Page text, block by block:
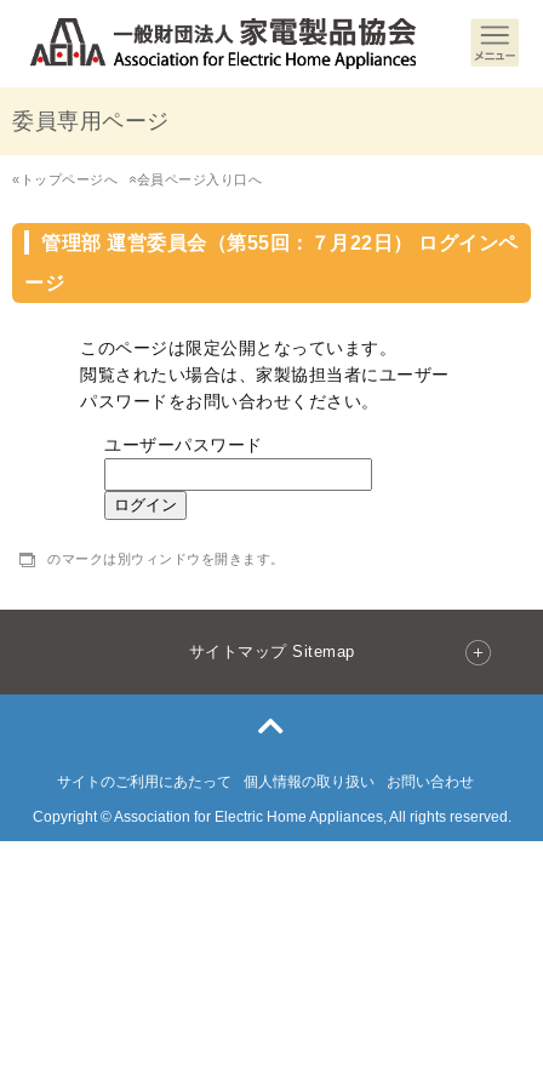
委員専用ページ
«トップページへ «会員ページ入り口へ
管理部 運営委員会（第55回：７月22日） ログインペ
ージ
このページは限定公開となっています。
閲覧されたい場合は、家製協担当者にユーザー
パスワードをお問い合わせください。
ユーザーパスワード
ログイン
のマークは別ウィンドウを開きます。
サイトマップ Sitemap
サイトのご利用にあたって 個人情報の取り扱い お問い合わせ
Copyright © Association for Electric Home Appliances, All rights reserved.